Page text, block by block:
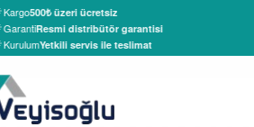
Kargo500₺ üzeri ücretsiz
GarantiResmi distribütör garantisi
KurulumYetkili servis ile teslimat